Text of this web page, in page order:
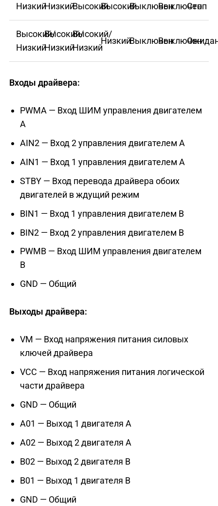
НизкийНизкийВысокийВысокийВыключенВыключен
Стоп
Высокий/
Низкий
Высокий/
Низкий
Высокий/
Низкий
НизкийВыключенВыключен
Входы драйвера:
PWMA — Вход ШИМ управления двигателем
А
AIN2 — Вход 2 управления двигателем А
AIN1 — Вход 1 управления двигателем А
STBY — Вход перевода драйвера обоих
двигателей в ждущий режим
BIN1 — Вход 1 управления двигателем В
BIN2 — Вход 2 управления двигателем В
PWMB — Вход ШИМ управления двигателем
В
GND — Общий
Выходы драйвера:
VM — Вход напряжения питания силовых
ключей драйвера
VCC — Вход напряжения питания логической
части драйвера
GND — Общий
A01 — Выход 1 двигателя А
A02 — Выход 2 двигателя А
B02 — Выход 2 двигателя В
В01 — Выход 1 двигателя В
GND — Общий